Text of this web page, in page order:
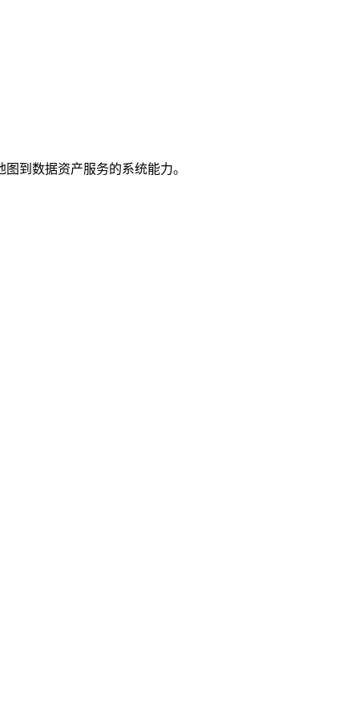
到数据资产服务的系统能力。